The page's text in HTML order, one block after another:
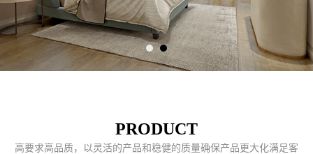
PRODUCT
高要求高品质，以灵活的产品和稳健的质量确保产品更大化满足客